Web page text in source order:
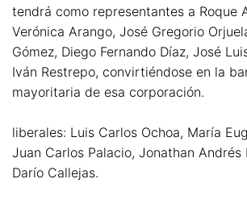
tendrá como representantes a Roque
Verónica Arango, José Gregorio
Gómez, Diego Fernando Díaz, José
Iván Restrepo, convirtiéndose en la
mayoritaria de esa corporación.
liberales: Luis Carlos Ochoa, María
Juan Carlos Palacio, Jonathan Andrés
Darío Callejas.